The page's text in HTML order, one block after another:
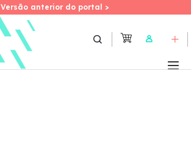
Skip
Versão anterior do portal >
Versão anterior do portal >
User